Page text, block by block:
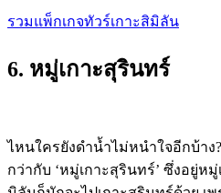
รวมแพ็กเกจทัวร์เกาะสิมิลัน
6. หมู่เกาะสุรินทร์
ไหนใครยังดำน้ำไม่หนำใจอีกบ้าง
กว่ากับ ‘หมู่เกาะสุรินทร์’ ซึ่งอยู่หมู่